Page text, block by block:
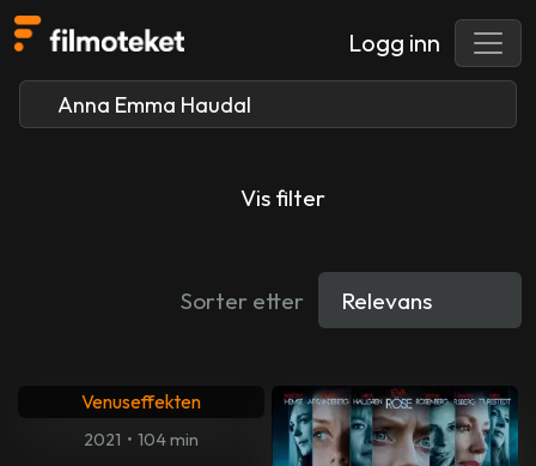
Logg inn
Vis filter
Sorter etter
Venuseffekten
2021 • 104 min